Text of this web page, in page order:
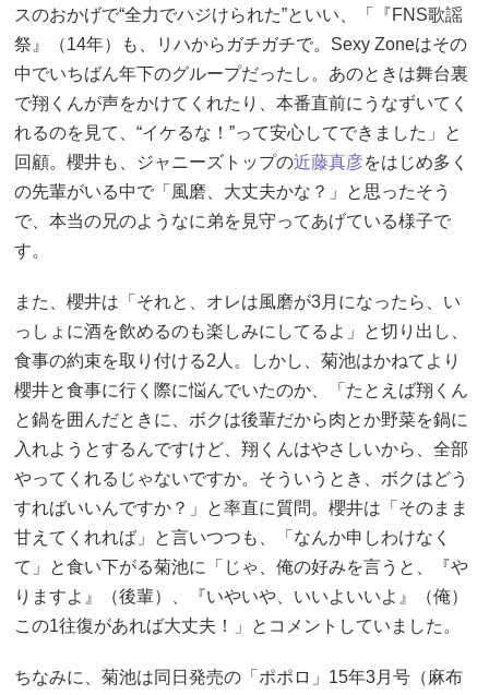
スのおかげで“全力でハジけられた”といい、「『FNS歌謡
祭』（14年）も、リハからガチガチで。Sexy Zoneはその
中でいちばん年下のグループだったし。あのときは舞台裏
で翔くんが声をかけてくれたり、本番直前にうなずいてく
れるのを見て、“イケるな！”って安心してできました」と
回顧。櫻井も、ジャニーズトップの近藤真彦をはじめ多く
の先輩がいる中で「風磨、大丈夫かな？」と思ったそう
で、本当の兄のようなに弟を見守ってあげている様子で
す。
また、櫻井は「それと、オレは風磨が3月になったら、い
っしょに酒を飲めるのも楽しみにしてるよ」と切り出し、
食事の約束を取り付ける2人。しかし、菊池はかねてより
櫻井と食事に行く際に悩んでいたのか、「たとえば翔くん
と鍋を囲んだときに、ボクは後輩だから肉とか野菜を鍋に
入れようとするんですけど、翔くんはやさしいから、全部
やってくれるじゃないですか。そういうとき、ボクはどう
すればいいんですか？」と率直に質問。櫻井は「そのまま
甘えてくれれば」と言いつつも、「なんか申しわけなく
て」と食い下がる菊池に「じゃ、俺の好みを言うと、『や
りますよ』（後輩）、『いやいや、いいよいいよ』（俺）
この1往復があれば大丈夫！」とコメントしていました。
ちなみに、菊池は同日発売の「ポポロ」15年3月号（麻布